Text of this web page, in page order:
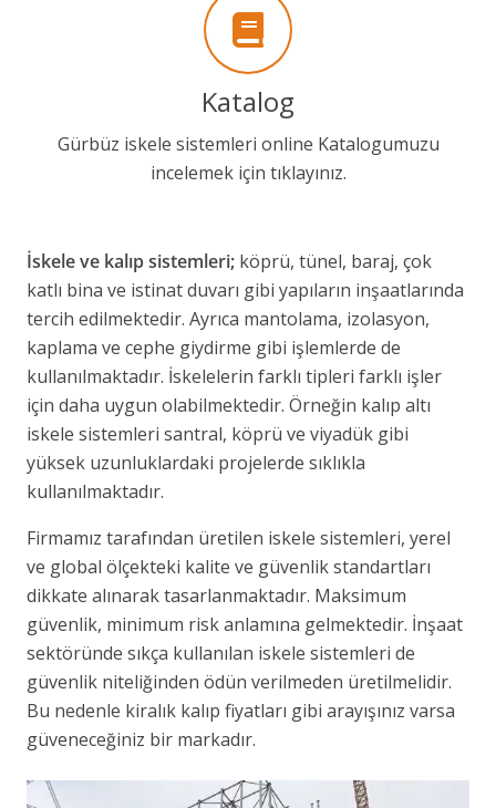
Katalog
Gürbüz iskele sistemleri online Katalogumuzu
incelemek için tıklayınız.
İskele ve kalıp sistemleri; köprü, tünel, baraj, çok
katlı bina ve istinat duvarı gibi yapıların inşaatlarında
tercih edilmektedir. Ayrıca mantolama, izolasyon,
kaplama ve cephe giydirme gibi işlemlerde de
kullanılmaktadır. İskelelerin farklı tipleri farklı işler
için daha uygun olabilmektedir. Örneğin kalıp altı
iskele sistemleri santral, köprü ve viyadük gibi
yüksek uzunluklardaki projelerde sıklıkla
kullanılmaktadır.
Firmamız tarafından üretilen iskele sistemleri, yerel
ve global ölçekteki kalite ve güvenlik standartları
dikkate alınarak tasarlanmaktadır. Maksimum
güvenlik, minimum risk anlamına gelmektedir. İnşaat
sektöründe sıkça kullanılan iskele sistemleri de
güvenlik niteliğinden ödün verilmeden üretilmelidir.
Bu nedenle kiralık kalıp fiyatları gibi arayışınız varsa
güveneceğiniz bir markadır.